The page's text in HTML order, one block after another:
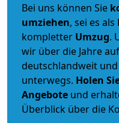
Bei uns können Sie
umziehen, sei es als
kompletter Umzug.
wir über die Jahre
deutschlandweit
unterwegs. Holen
Angebote und
Überblick über die